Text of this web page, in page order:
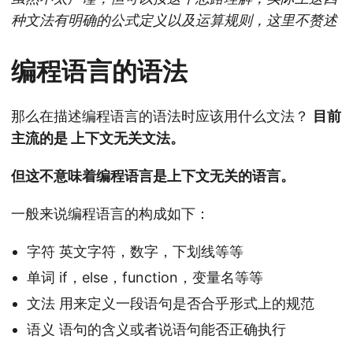
种文法有明确的公式定义以及运算规则，这里不赘述
编程语言的语法
那么在描述编程语言的语法时应该用什么文法？
目前
主流的是 上下文无关文法。
但这不意味着编程语言是上下文无关的语言。
一般来说编程语言的构成如下：
字符 英文字符，数字，下划线等等
单词 if，else，function，变量名等等
文法 用来定义一段语句是否合乎形式上的规范
语义 语句的含义或者说语句能否正确执行